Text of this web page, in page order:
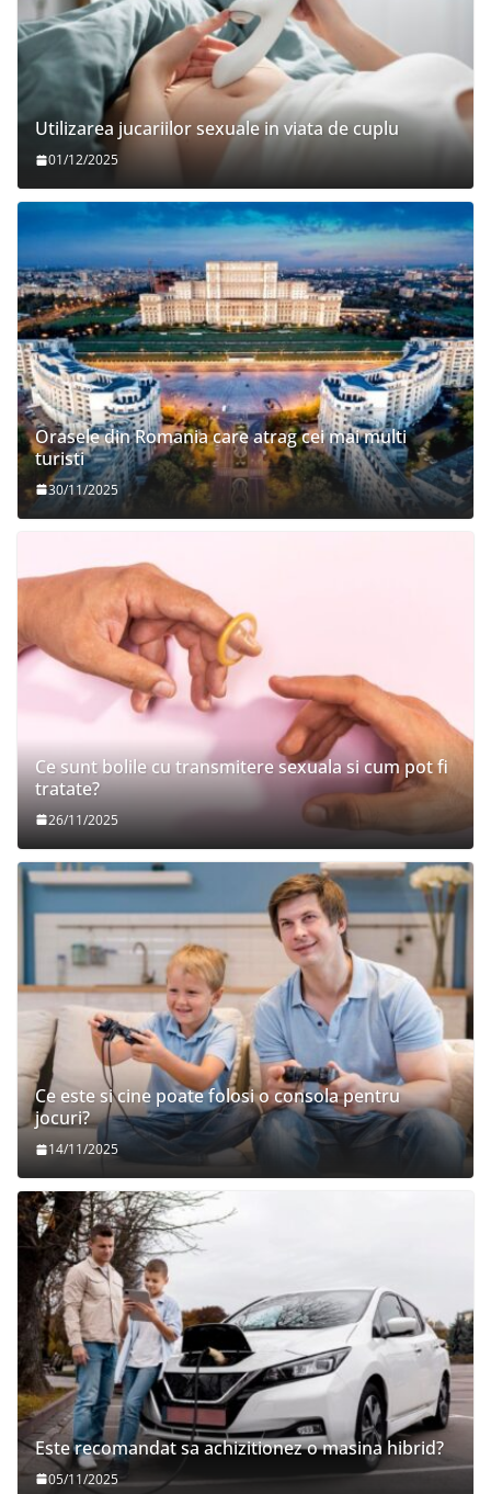
Utilizarea jucariilor sexuale in viata de cuplu
01/12/2025
Orasele din Romania care atrag cei mai multi
turisti
30/11/2025
Ce sunt bolile cu transmitere sexuala si cum pot fi
tratate?
26/11/2025
Ce este si cine poate folosi o consola pentru
jocuri?
14/11/2025
Este recomandat sa achizitionez o masina hibrid?
05/11/2025